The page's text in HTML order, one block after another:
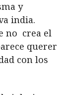
y
india.
no crea el
querer
con los